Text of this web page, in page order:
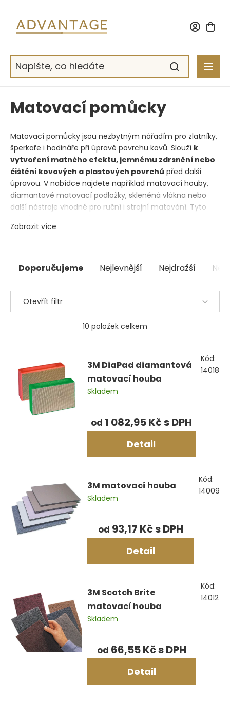
obsah
Matovací pomůcky
Matovací pomůcky jsou nezbytným nářadím pro zlatníky,
šperkaře i hodináře při úpravě povrchu kovů. Slouží k
vytvoření matného efektu, jemnému zdrsnění nebo
čištění kovových a plastových povrchů před další
úpravou. V nabídce najdete například matovací houby,
diamantové matovací podložky, skleněná vlákna nebo
další nástroje vhodné pro ruční i strojní matování. Tyto
povrch na prstenech, špercích a dalších kovových
Zobrazit více
Řazení
produktů
Doporučujeme Nejlevnější Nejdražší
Otevřít filtr
10 položek celkem
produktů
3M DiaPad diamantová
matovací houba
Skladem
od 1 082,95 Kč
Detail
Kód:
14018
3M matovací houba
Skladem
od 93,17 Kč
Detail
Kód:
14009
3M Scotch Brite
matovací houba
Skladem
od 66,55 Kč
Detail
Kód:
14012